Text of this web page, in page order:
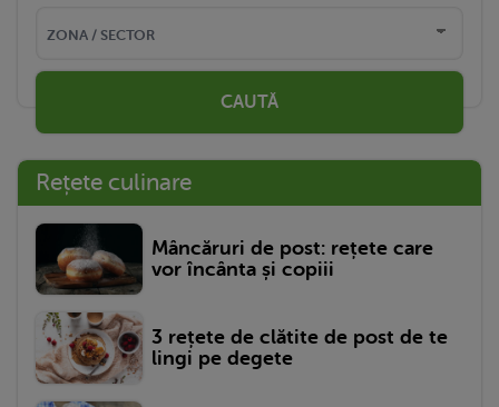
CAUTĂ
Rețete culinare
Mâncăruri de post: rețete care
vor încânta și copiii
3 rețete de clătite de post de te
lingi pe degete